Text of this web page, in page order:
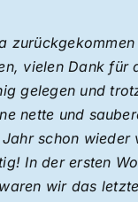
vielen Dank für
gelegen und
nette und
schon wieder
In der ersten
wir das